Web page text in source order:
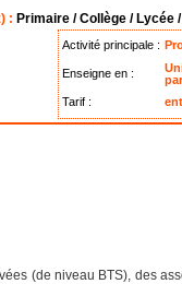
: Primaire / Collège /
Activité principale :
Enseigne en :
Tarif :
(de niveau BTS), des